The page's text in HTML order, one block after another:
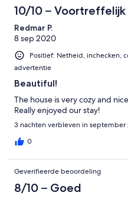
10/10 – Voortreffelijk
Redmar P.
8 sep 2020
Positief: Netheid, inchecken,
advertentie
Beautiful!
The house is very cozy and
Really enjoyed our stay!
3 nachten verbleven in
0
Geverifieerde beoordeling
8/10 – Goed